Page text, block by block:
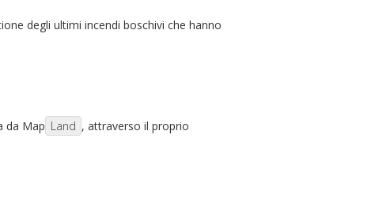
degli ultimi incendi boschivi che hanno
da Map Land , attraverso il proprio